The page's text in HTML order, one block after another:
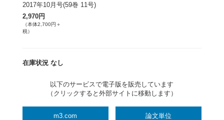
2017年10月号(59巻 11号)
2,970円
（本体2,700円＋
税）
在庫状況 なし
以下のサービスで電子版を販売しています
（クリックすると外部サイトに移動します）
m3.com 論文単位